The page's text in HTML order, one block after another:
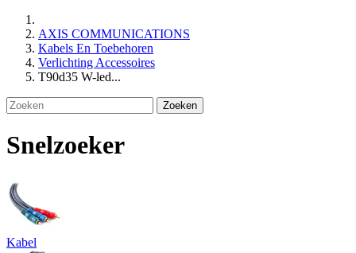
AXIS COMMUNICATIONS
Kabels En Toebehoren
Verlichting Accessoires
T90d35 W-led...
Zoeken
Snelzoeker
Kabel